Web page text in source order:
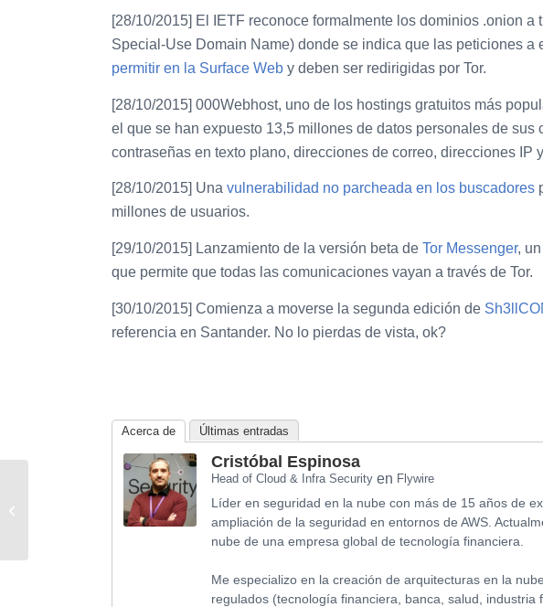
[28/10/2015] El IETF reconoce formalmente los dominios .onion a
Special-Use Domain Name) donde se indica que las peticiones a
permitir en la Surface Web y deben ser redirigidas por Tor.
[28/10/2015] 000Webhost, uno de los hostings gratuitos más
el que se han expuesto 13,5 millones de datos personales de sus
contraseñas en texto plano, direcciones de correo, direcciones IP
[28/10/2015] Una vulnerabilidad no parcheada en los buscadores
millones de usuarios.
[29/10/2015] Lanzamiento de la versión beta de Tor Messenger,
que permite que todas las comunicaciones vayan a través de Tor.
[30/10/2015] Comienza a moverse la segunda edición de
referencia en Santander. No lo pierdas de vista, ok?
Acerca de Últimas entradas
Cristóbal Espinosa
Head of Cloud & Infra Security en Flywire
Líder en seguridad en la nube con más de 15 años de
ampliación de la seguridad en entornos de AWS.
nube de una empresa global de tecnología financiera.
Me especializo en la creación de arquitecturas en la
regulados (tecnología financiera, banca, salud, industria
Protections at Content